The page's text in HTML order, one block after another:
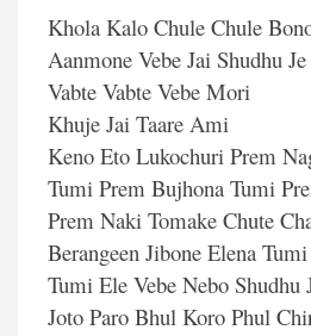
Khola Kalo Chule Chule
Aanmone Vebe Jai Shudhu
Vabte Vabte Vebe Mori
Khuje Jai Taare Ami
Keno Eto Lukochuri Prem
Tumi Prem Bujhona Tumi
Prem Naki Tomake Chute
Berangeen Jibone Elena Tumi
Tumi Ele Vebe Nebo Shudhu
Joto Paro Bhul Koro Phul